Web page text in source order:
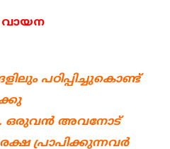
പഠിപ്പിച്ചുകൊണ്ട്
ഒരുവന്‍ അവനോട്
പ്രാപിക്കുന്നവര്‍